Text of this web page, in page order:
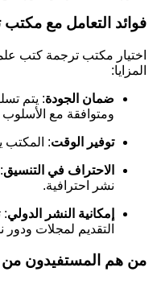
فوائد التعامل مع
اختيار مكتب ترجمة كتب
المزايا:
ضمان الجودة: يتم
ومتوافقة مع الأسلوب
توفير الوقت: المكتب
الاحتراف في التنسيق
نشر احترافية.
إمكانية النشر الدولي:
التقديم لمجلات ودور
من هم المستفيدون من